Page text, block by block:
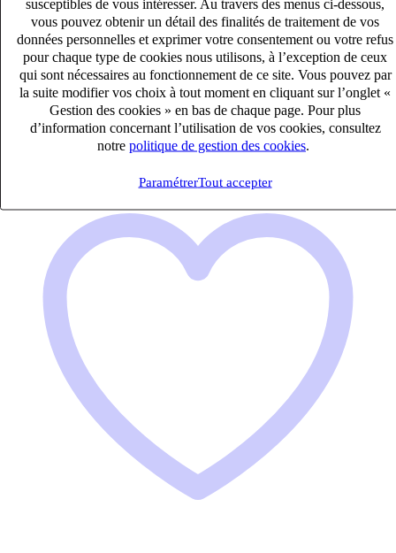
susceptibles de vous intéresser. Au travers des menus ci-dessous,
vous pouvez obtenir un détail des finalités de traitement de vos
données personnelles et exprimer votre consentement ou votre refus
pour chaque type de cookies nous utilisons, à l’exception de ceux
qui sont nécessaires au fonctionnement de ce site. Vous pouvez par
la suite modifier vos choix à tout moment en cliquant sur l’onglet «
Gestion des cookies » en bas de chaque page. Pour plus
d’information concernant l’utilisation de vos cookies, consultez
notre politique de gestion des cookies
ParamétrerTout accepter
Assistant comptable H/F
CDI
23k – 27k €
Avignon, Vaucluse (84000)
Publié le 08/08/2026
Audit & Expertise Comptable